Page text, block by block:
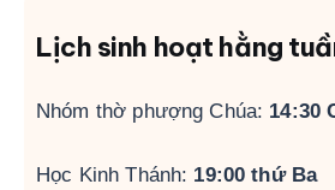
Lịch sinh hoạt hằng
Nhóm thờ phượng Chúa: 14:30
Học Kinh Thánh: 19:00 thứ Ba